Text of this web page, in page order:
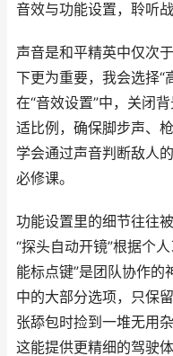
音效与功能设置，聆听
声音是和平精英中仅次
下更为重要，我会选择“
在“音效设置”中，关闭
适比例，确保脚步声、
学会通过声音判断敌人
必修课。
功能设置里的细节往往
“探头自动开镜”根据个
能标点键”是团队协作的
中的大部分选项，只保
张舔包时捡到一堆无用
这能提供更精细的驾驶